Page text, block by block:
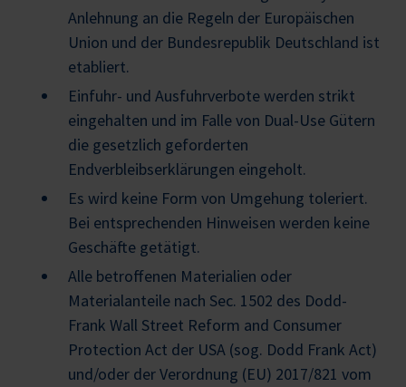
Anlehnung an die Regeln der Europäischen
Union und der Bundesrepublik Deutschland ist
etabliert.
Einfuhr- und Ausfuhrverbote werden strikt
eingehalten und im Falle von Dual-Use Gütern
die gesetzlich geforderten
Endverbleibserklärungen eingeholt.
Es wird keine Form von Umgehung toleriert.
Bei entsprechenden Hinweisen werden keine
Geschäfte getätigt.
Alle betroffenen Materialien oder
Materialanteile nach Sec. 1502 des Dodd-
Frank Wall Street Reform and Consumer
Protection Act der USA (sog. Dodd Frank Act)
und/oder der Verordnung (EU) 2017/821 vom